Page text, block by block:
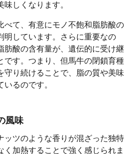
しくなります。
べて、有意にモノ不飽和脂肪酸の
明しています。さらに重要なの
肪酸の含有量が、遺伝的に受け継
です。つまり、但馬牛の閉鎖育種
守り続けることで、脂の質や美味
いるのです。
風味
ッツのような香りが混ざった独特
く加熱することで強く感じられま